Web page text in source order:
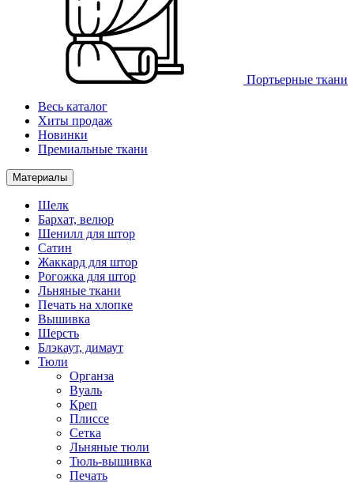
Портьерные ткани
Весь каталог
Хиты продаж
Новинки
Премиальные ткани
Материалы
Шелк
Бархат, велюр
Шенилл для штор
Сатин
Жаккард для штор
Рогожка для штор
Льняные ткани
Печать на хлопке
Вышивка
Шерсть
Блэкаут, димаут
Тюли
Органза
Вуаль
Креп
Плиссе
Сетка
Льняные тюли
Тюль-вышивка
Печать